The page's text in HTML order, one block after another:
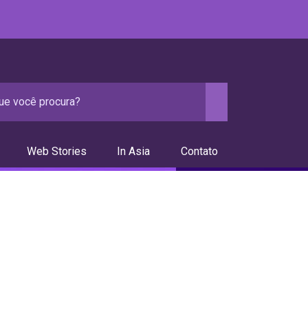
Web Stories In Asia Contato